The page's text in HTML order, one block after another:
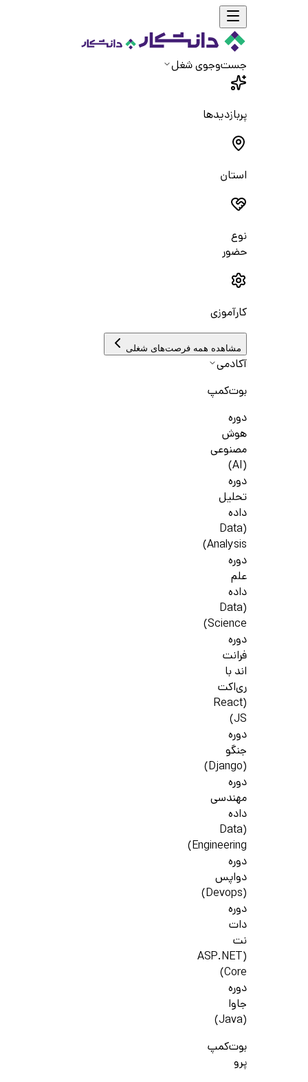
جست‌و‌جوی شغل
پربازدیدها
استان
نوع
حضور
کارآموزی
مشاهده همه فرصت‌های شغلی
آکادمی
بوت‌کمپ
دوره
هوش
مصنوعی
(AI)
دوره
تحلیل
داده
(Data
Analysis)
دوره
علم
داده
(Data
Science)
دوره
فرانت
اند با
ری‌اکت
(React
JS)
دوره
جنگو
(Django)
دوره
مهندسی
داده
(Data
Engineering)
دوره
دواپس
(Devops)
دوره
دات
نت
(ASP.NET
Core)
دوره
جاوا
(Java)
بوت‌کمپ
پرو